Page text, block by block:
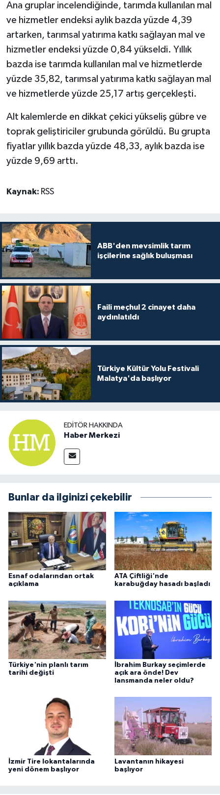
Ana gruplar incelendiğinde, tarımda kullanılan mal
ve hizmetler endeksi aylık bazda yüzde 4,39
artarken, tarımsal yatırıma katkı sağlayan mal ve
hizmetler endeksi yüzde 0,84 yükseldi. Yıllık
bazda ise tarımda kullanılan mal ve hizmetlerde
yüzde 35,82, tarımsal yatırıma katkı sağlayan mal
ve hizmetlerde yüzde 25,17 artış gerçekleşti.
Alt kalemlerde en dikkat çekici yükseliş gübre ve
toprak geliştiriciler grubunda görüldü. Bu grupta
fiyatlar yıllık bazda yüzde 48,33, aylık bazda ise
yüzde 9,69 arttı.
Kaynak: RSS
ABB'den mevsimlik tarım
işçilerine sağlık buluşması
Faili meçhul 2 cinayet daha
aydınlatıldı
Türkiye Kültür Yolu Festivali
Malatya'da başlıyor
EDITÖR HAKKINDA
Haber Merkezi
Bunlar da ilginizi çekebilir
Esnaf odalarından ortak
açıklama
ATA Çiftliği'nde
karabuğday hasadı başladı
Türkiye'nin planlı tarım
tarihi değişti
İbrahim Burkay seçimlerde
açık ara önde! Dev
lansmanda neler oldu?
İzmir Tire lokantalarında
yeni dönem başlıyor
Lavantanın hikayesi
başlıyor